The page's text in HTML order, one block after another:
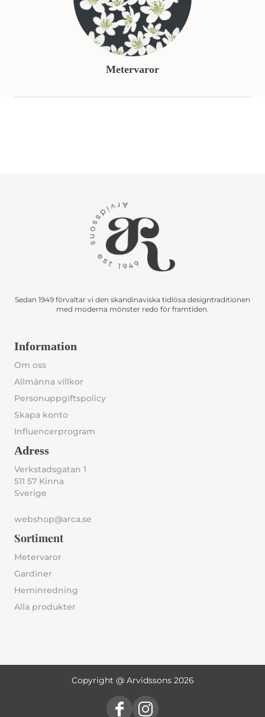
Metervaror
Sedan 1949 förvaltar vi den skandinaviska tidlösa designtraditionen
med moderna mönster redo för framtiden.
Information
Om oss
Allmänna villkor
Personuppgiftspolicy
Skapa konto
Influencerprogram
Adress
Verkstadsgatan 1
511 57 Kinna
Sverige
webshop@arca.se
Sortiment
Metervaror
Gardiner
Heminredning
Alla produkter
Copyright @ Arvidssons 2026